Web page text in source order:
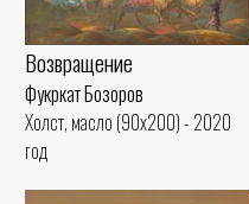
Возвращение
Фукркат Бозоров
Холст, масло (90x200) - 2020
год